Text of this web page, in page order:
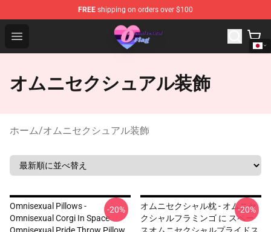
FREE shipping on orders over $100
Open menu
Omnisexual Flag Store - The Best Store of Omnisexual
オムニセクシュアル装飾
ホーム/オムニセクシュアル装飾
Omnisexual Pillows -
Omnisexual Corgi In Space
-20%
オムニセクシャル枕 - オムニセ
クシャルフラミンゴ に スペー
-20%